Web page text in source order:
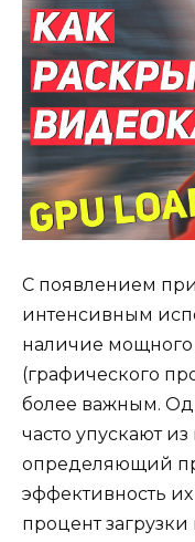
С появлением
интенсивным
наличие мощного
(графического
более важным.
часто упускают
определяющий
эффективность
процент